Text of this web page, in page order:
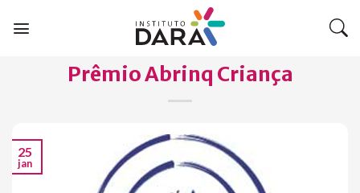
Prêmio Abrinq Criança
25
jan